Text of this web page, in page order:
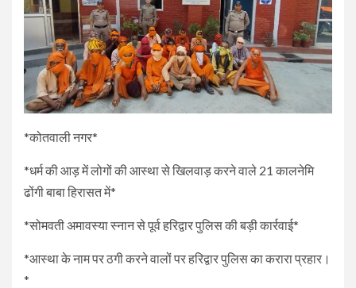
*कोतवाली नगर*
*धर्म की आड़ में लोगों की आस्था से खिलवाड़ करने वाले 21 कालनेमि
ढोंगी बाबा हिरासत में*
*सोमवती अमावस्या स्नान से पूर्व हरिद्वार पुलिस की बड़ी कार्रवाई*
*आस्था के नाम पर ठगी करने वालों पर हरिद्वार पुलिस का करारा प्रहार।
*